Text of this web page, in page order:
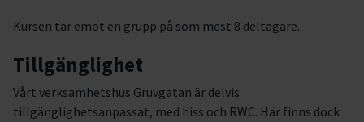
Kursen tar emot en grupp på som mest 8 deltagare.
Tillgänglighet
Vårt verksamhetshus Gruvgatan är delvis
tillgänglighetsanpassat, med hiss och RWC. Här finns dock